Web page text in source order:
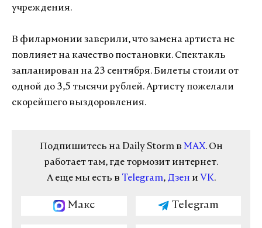
учреждения.
В филармонии заверили, что замена артиста не
повлияет на качество постановки. Спектакль
запланирован на 23 сентября. Билеты стоили от
одной до 3,5 тысячи рублей. Артисту пожелали
скорейшего выздоровления.
Подпишитесь на Daily Storm в MAX. Он
работает там, где тормозит интернет.
А еще мы есть в Telegram, Дзен и VK.
Макс Telegram